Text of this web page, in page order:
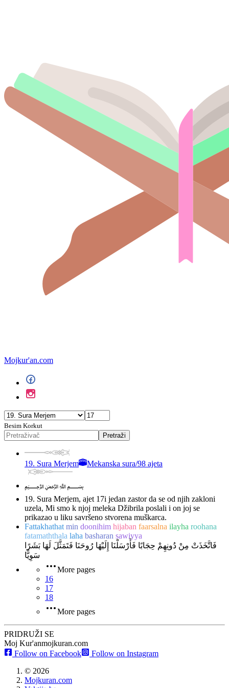
Mojkur'an.com
Besim Korkut
Pretraži
19. Sura Merjem Mekanska sura/98 ajeta
﷽
19. Sura Merjem, ajet 17i jedan zastor da se od njih zakloni
uzela, Mi smo k njoj meleka Džibrila poslali i on joj se
prikazao u liku savršeno stvorena muškarca.
Fattakhathat min doonihim hijaban faarsalna ilayha roohana
fatamaththala laha basharan sawiyya
فَاتَّخَذَتْ مِنْ دُونِهِمْ حِجَابًا فَأَرْسَلْنَا إِلَيْهَا رُوحَنَا فَتَمَثَّلَ لَهَا بَشَرًا
سَوِيًّا
More pages
16
17
18
More pages
PRIDRUŽI SE
Moj Kur'anmojkuran.com
Follow on Facebook
Follow on Instagram
© 2026
Mojkuran.com